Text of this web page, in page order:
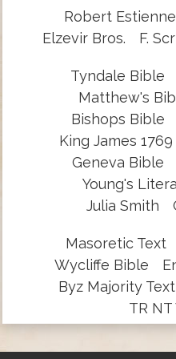
Robert Estienne
Elzevir Bros.
F.
Tyndale Bible
Matthew's
Bishops Bible
King James 1769
Geneva Bible
Young's
Julia Smith
Masoretic Text
Wycliffe Bible
Byz Majority Text
TR NT